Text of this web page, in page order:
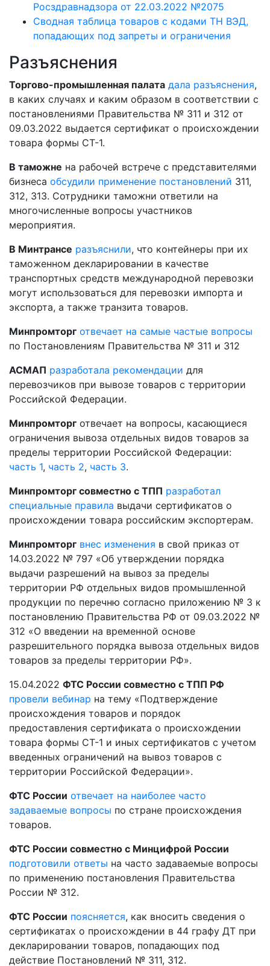
Росздравнадзора от 22.03.2022 №2075
Сводная таблица товаров с кодами ТН ВЭД,
попадающих под запреты и ограничения
Разъяснения
Торгово-промышленная палата дала разъяснения,
в каких случаях и каким образом в соответствии с
постановлениями Правительства № 311 и 312 от
09.03.2022 выдается сертификат о происхождении
товара формы СТ-1.
В таможне на рабочей встрече с представителями
бизнеса обсудили применение постановлений 311,
312, 313. Сотрудники таможни ответили на
многочисленные вопросы участников
мероприятия.
В Минтрансе разъяснили, что контейнеры при их
таможенном декларировании в качестве
транспортных средств международной перевозки
могут использоваться для перевозки импорта и
экспорта, а также транзита товаров.
Минпромторг отвечает на самые частые вопросы
по Постановлениям Правительства № 311 и 312
АСМАП разработала рекомендации для
перевозчиков при вывозе товаров с территории
Российской Федерации.
Минпромторг отвечает на вопросы, касающиеся
ограничения вывоза отдельных видов товаров за
пределы территории Российской Федерации:
часть 1, часть 2, часть 3.
Минпромторг совместно с ТПП разработал
специальные правила выдачи сертификатов о
происхождении товара российским экспортерам.
Минпромторг внес изменения в свой приказ от
14.03.2022 № 797 «Об утверждении порядка
выдачи разрешений на вывоз за пределы
территории РФ отдельных видов промышленной
продукции по перечню согласно приложению № 3 к
постановлению Правительства РФ от 09.03.2022 №
312 «О введении на временной основе
разрешительного порядка вывоза отдельных видов
товаров за пределы территории РФ».
15.04.2022 ФТС России совместно с ТПП РФ
провели вебинар на тему «Подтверждение
происхождения товаров и порядок
предоставления сертификата о происхождении
товара формы СТ-1 и иных сертификатов с учетом
введенных ограничений на вывоз товаров с
территории Российской Федерации».
ФТС России отвечает на наиболее часто
задаваемые вопросы по стране происхождения
товаров.
ФТС России совместно с Минцифрой России
подготовили ответы на часто задаваемые вопросы
по применению постановления Правительства
России № 312.
ФТС России поясняется, как вносить сведения о
сертификатах о происхождении в 44 графу ДТ при
декларировании товаров, попадающих под
действие Постановлений № 311, 312.